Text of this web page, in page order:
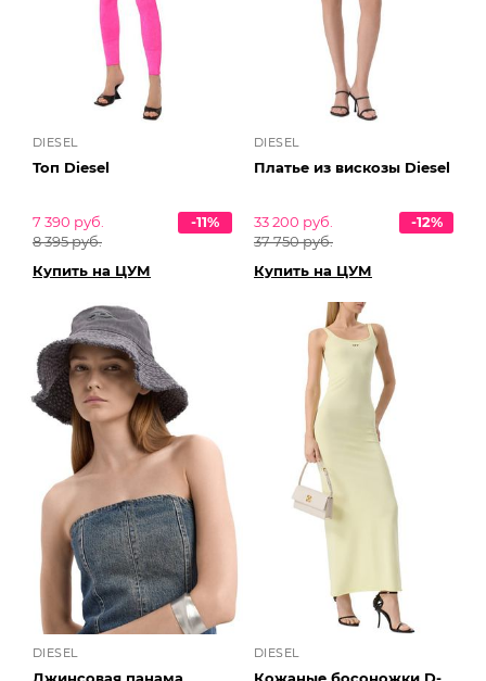
DIESEL
Топ Diesel
7 390 руб.
8 395 руб.
-11%
Купить на ЦУМ
DIESEL
Платье из вискозы Diesel
33 200 руб.
37 750 руб.
-12%
Купить на ЦУМ
DIESEL DIESEL